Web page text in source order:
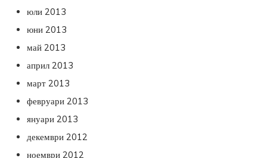
юли 2013
юни 2013
май 2013
април 2013
март 2013
февруари 2013
януари 2013
декември 2012
ноември 2012